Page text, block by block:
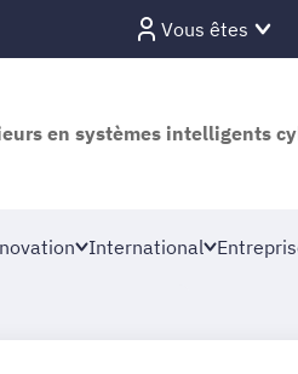
Vous êtes
en systèmes intelligents
International